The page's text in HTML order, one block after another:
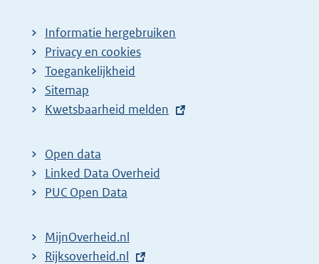
Informatie hergebruiken
Privacy en cookies
Toegankelijkheid
Sitemap
E
t
e
r
l
Kwetsbaarheid melden
Open data
Linked Data Overheid
PUC Open Data
MijnOverheid.nl
E
Rijksoverheid.nl